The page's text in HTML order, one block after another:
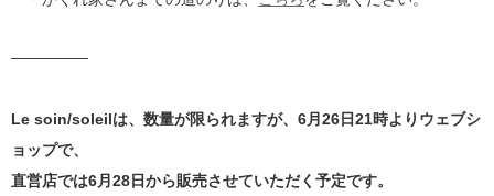
—————
Le soin/soleilは、数量が限られますが、6月26日21時よりウェブシ
ョップで、
直営店では6月28日から販売させていただく予定です。